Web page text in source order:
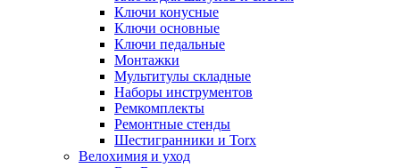
Ключи конусные
Ключи основные
Ключи педальные
Монтажки
Мультитулы складные
Наборы инструментов
Ремкомплекты
Ремонтные стенды
Шестигранники и Torx
Велохимия и уход